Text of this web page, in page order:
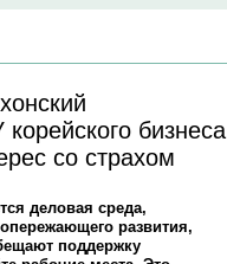
бизнеса
со страхом
деловая среда,
развития,
поддержку